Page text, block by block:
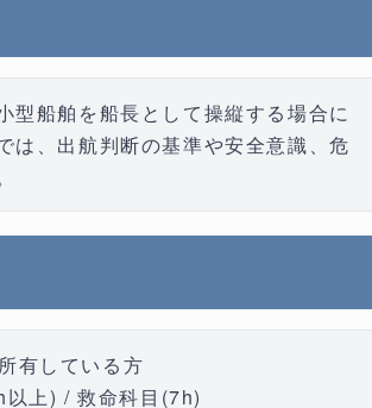
型船舶を船長として操縦する場合に
は、出航判断の基準や安全意識、危
有している方
上) / 救命科目(7h)